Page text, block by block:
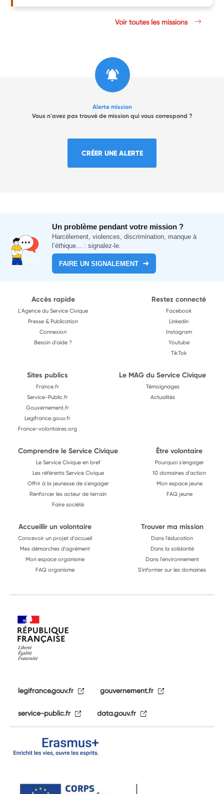
Voir toutes les missions
Alerte mission
Vous n'avez pas trouvé de mission qui vous correspond ?
CRÉER UNE ALERTE
Un problème pendant votre mission ?
Harcèlement, violences, discrimination, manque à
l’éthique... : signalez-le.
FAIRE UN SIGNALEMENT
Accès rapide
L'Agence du Service Civique
Presse & Publication
Connexion
Besoin d'aide ?
Restez connecté
Facebook
Linkedin
Instagram
Youtube
TikTok
Sites publics
France.fr
Service-Public.fr
Gouvernement.fr
Legifrance.gouv.fr
France-volontaires.org
Le MAG du Service Civique
Témoignages
Actualités
Comprendre le Service Civique
Le Service Civique en bref
Les référents Service Civique
Offrir à la jeunesse de s'engager
Renforcer les acteur de terrain
Faire société
Être volontaire
Pourquoi s'engager
10 domaines d'action
Mon espace jeune
FAQ jeune
Accueillir un volontaire
Concevoir un projet d'accueil
Mes démarches d'agrément
Mon espace organisme
FAQ organisme
Trouver ma mission
Dans l'éducation
Dans la solidarité
Dans l'environnement
S'informer sur les domaines
legifrance.gouv.fr gouvernement.fr
service-public.fr data.gouv.fr